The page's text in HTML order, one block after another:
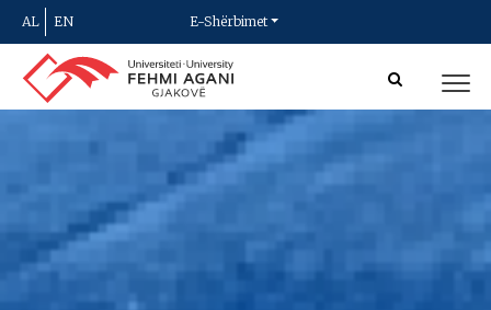
AL EN E-Shërbimet